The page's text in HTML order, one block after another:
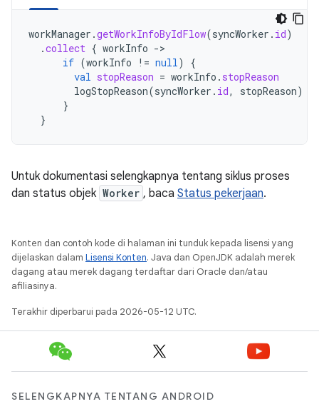
workManager .getWorkInfoByIdFlow(syncWorker . id)
.collect { workInfo -
if (workInfo != null)
{
val stopReason = workInfo . stopReason
logStopReason(syncWorker . id, stopReason)
}
}
Untuk dokumentasi selengkapnya tentang siklus proses
dan status objek Worker , baca Status pekerjaan.
Konten dan contoh kode di halaman ini tunduk kepada lisensi yang
dijelaskan dalam Lisensi Konten. Java dan OpenJDK adalah merek
dagang atau merek dagang terdaftar dari Oracle dan/atau
afiliasinya.
Terakhir diperbarui pada 2026-05-12 UTC.
SELENGKAPNYA TENTANG ANDROID